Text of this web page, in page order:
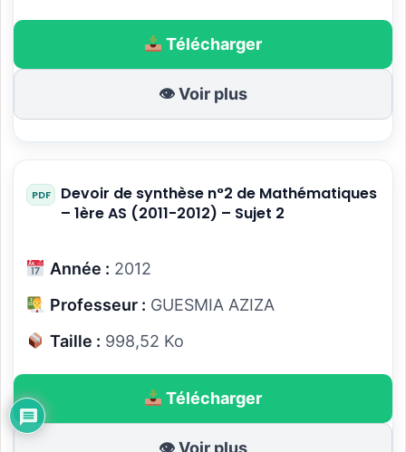
Télécharger
👁 Voir plus
Devoir de synthèse n°2 de Mathématiques
– 1ère AS (2011-2012) – Sujet 2
Année : 2012
Professeur : GUESMIA AZIZA
Taille : 998,52 Ko
Télécharger